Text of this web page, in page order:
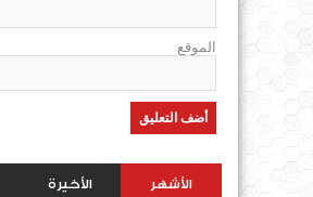
الموقع
الأشهر الأخيرة